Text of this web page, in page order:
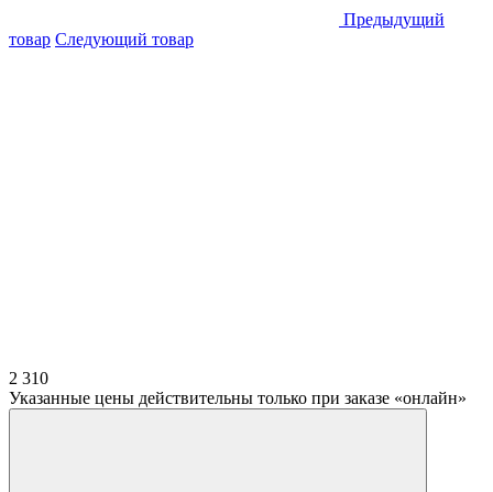
Предыдущий
товар Следующий товар
2 310
Указанные цены действительны только при заказе «онлайн»